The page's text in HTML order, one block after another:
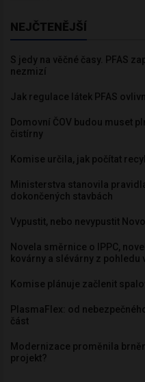
NEJČTENĚJŠÍ
S jedy na věčné časy. PFAS
nezmizí
Jak regulace látek PFAS
Domovní ČOV budou muset
čistírny
Komise určila, jak počítat
Ministerstva stanovila
dokončených stavbách
Vypustit, nebo nevypustit
Novela směrnice o IPPC,
kovárny a slévárny z
Komise plánuje začlenit
PlasmaFlex: od
část
Modernizace proměnila
projekt?